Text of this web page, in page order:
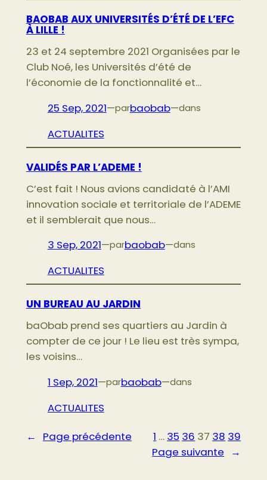
BAOBAB AUX UNIVERSITÉS D’ÉTÉ DE L’EFC
À LILLE !
23 et 24 septembre 2021 Organisées par le
Club Noé, les Universités d’été de
l’économie de la fonctionnalité et…
25 Sep, 2021—parbaobab—dans
ACTUALITES
VALIDÉS PAR L’ADEME !
C’est fait ! Nous avions candidaté à l’AMI
innovation sociale et territoriale de l’ADEME
et il semblerait que nous…
3 Sep, 2021—parbaobab—dans
ACTUALITES
UN BUREAU AU JARDIN
baObab prend ses quartiers au Jardin à
compter de ce jour ! Le lieu est très sympa,
les voisins…
1 Sep, 2021—parbaobab—dans
ACTUALITES
← Page précédente 1 … 35 36 37 38 39
Page suivante
→